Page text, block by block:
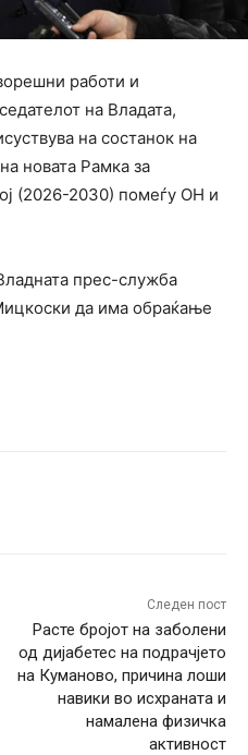
работи и
на Владата,
на состанок на
новата Рамка за
(2026-2030) помеѓу ОН и
прес-служба
да има обраќање
Следен пост
Расте бројот на заболени
од дијабетес на подрачјето
на Куманово, причина лоши
навики во исхраната и
намалена физичка
активност